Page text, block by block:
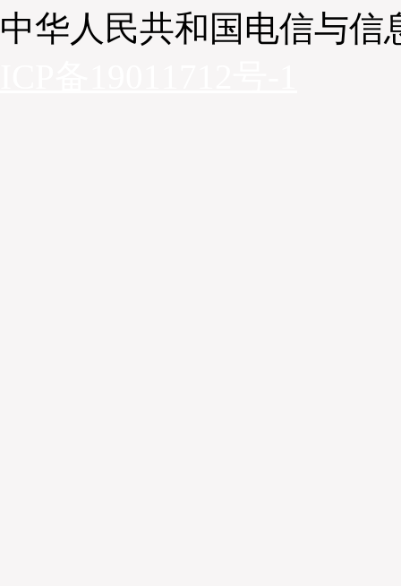
中华人民共和国电信与